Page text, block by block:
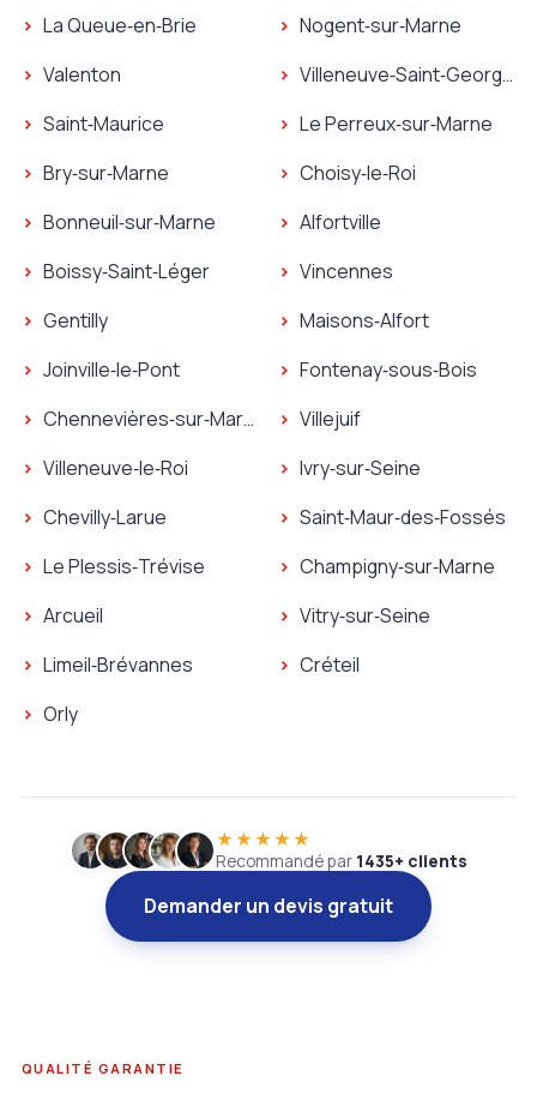
Plombier Ormesson‑sur‑Marne
La Queue‑en‑Brie
Plombier La Queue‑en‑Brie
Valenton
Plombier Valenton
Saint‑Maurice
Plombier Saint‑Maurice
Bry‑sur‑Marne
Plombier Bry‑sur‑Marne
Bonneuil‑sur‑Marne
Plombier Bonneuil‑sur‑Marne
Boissy‑Saint‑Léger
Plombier Boissy‑Saint‑Léger
Gentilly
Plombier Gentilly
Joinville‑le‑Pont
Plombier Joinville‑le‑Pont
Chennevières‑sur‑Marne
Plombier Chennevières‑sur‑Marne
Villeneuve‑le‑Roi
Plombier Villeneuve‑le‑Roi
Chevilly‑Larue
Plombier Chevilly‑Larue
Le Plessis‑Trévise
Plombier Le Plessis‑Trévise
Arcueil
Plombier Arcueil
Limeil‑Brévannes
Orly
Plombier L'Haÿ‑les‑Roses
Nogent‑sur‑Marne
Plombier
Villeneuve‑Saint‑Georges
Plombier
Le Perreux‑sur‑Marne
Plombier Le
Choisy‑le‑Roi
Plombier Choisy‑le‑Roi
Alfortville
Vincennes
Plombier Vincennes
Maisons‑Alfort
Plombier Maisons‑Alfort
Fontenay‑sous‑Bois
Plombier
Villejuif
Plombier Villejuif
Ivry‑sur‑Seine
Plombier Ivry‑sur‑Seine
Saint‑Maur‑des‑Fossés
Plombier
Champigny‑sur‑Marne
Plombier
Vitry‑sur‑Seine
Plombier Vitry‑sur‑Seine
Créteil
★★★★★
Recommandé par 1435+ clients
Demander un devis gratuit
QUALITÉ GARANTIE